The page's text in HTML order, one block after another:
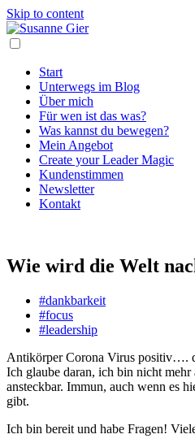
Skip to content
Start
Unterwegs im Blog
Über mich
Für wen ist das was?
Was kannst du bewegen?
Mein Angebot
Create your Leader Magic
Kundenstimmen
Newsletter
Kontakt
Wie wird die Welt
#dankbarkeit
#focus
#leadership
Antikörper Corona Virus positiv….
Ich glaube daran, ich bin nicht mehr
ansteckbar. Immun, auch wenn es
gibt.
Ich bin bereit und habe Fragen!